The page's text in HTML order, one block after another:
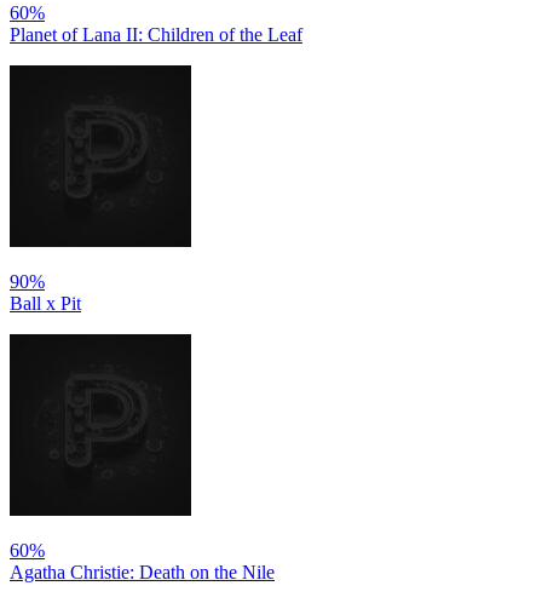
60%
Planet of Lana II: Children of the Leaf
90%
Ball x Pit
60%
Agatha Christie: Death on the Nile